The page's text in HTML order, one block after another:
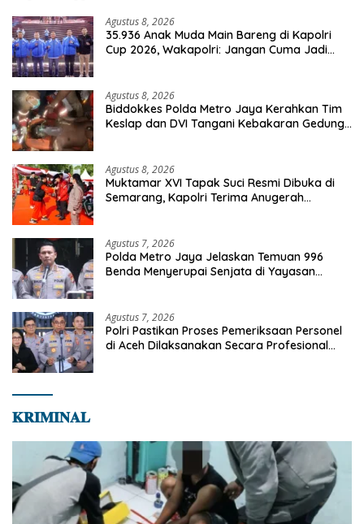
Agustus 8, 2026
35.936 Anak Muda Main Bareng di Kapolri
Cup 2026, Wakapolri: Jangan Cuma Jadi
Agustus 8, 2026
Biddokkes Polda Metro Jaya Kerahkan Tim
Keslap dan DVI Tangani Kebakaran Gedung
Agustus 8, 2026
Muktamar XVI Tapak Suci Resmi Dibuka di
Semarang, Kapolri Terima Anugerah
Agustus 7, 2026
Polda Metro Jaya Jelaskan Temuan 996
Benda Menyerupai Senjata di Yayasan
Agustus 7, 2026
Polri Pastikan Proses Pemeriksaan Personel
di Aceh Dilaksanakan Secara Profesional
𝐊𝐑𝐈𝐌𝐈𝐍𝐀𝐋